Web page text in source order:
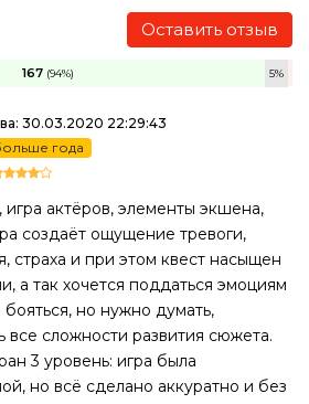
Оставить отзыв
167 (94%) 5%
30.03.2020 22:29:43
года
игра актёров, элементы экшена,
создаёт ощущение тревоги,
страха и при этом квест насыщен
а так хочется поддаться эмоциям
бояться, но нужно думать,
все сложности развития сюжета.
3 уровень: игра была
но всё сделано аккуратно и без